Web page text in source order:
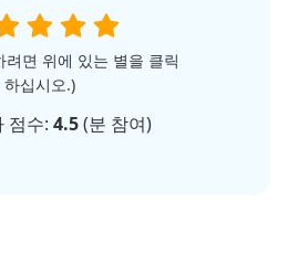
려면 위에 있는 별을 클릭
하십시오.)
점수: 4.5(분 참여)